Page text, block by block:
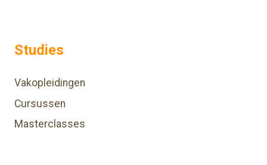
Studies
Vakopleidingen
Cursussen
Masterclasses